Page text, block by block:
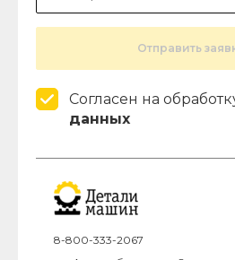
Отправить
Согласен на
данных
8-800-333-2067